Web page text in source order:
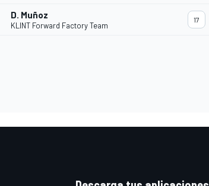
D. Muñoz
KLINT Forward Factory Team
17